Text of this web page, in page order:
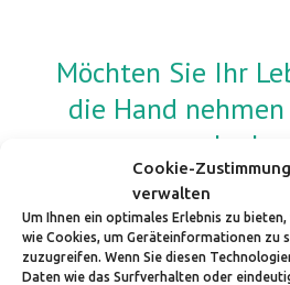
Cookie-Zustimmung
verwalten
Um Ihnen ein optimales Erlebnis zu
wie Cookies, um Geräteinformationen zu
zuzugreifen. Wenn Sie diesen
Daten wie das Surfverhalten oder
Möchten Sie Ihr
die Hand
erlauben,
neue Wege zu
Dann kann ein Anruf der erste
einem ersten
Anliegen schildern und wir